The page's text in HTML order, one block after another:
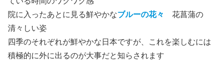
院に入ったあとに見る鮮やかなブルーの花々
花菖蒲の
清々しい姿
四季のそれぞれが鮮やかな日本ですが、これを楽しむには
積極的に外に出るのが大事だと知らされます